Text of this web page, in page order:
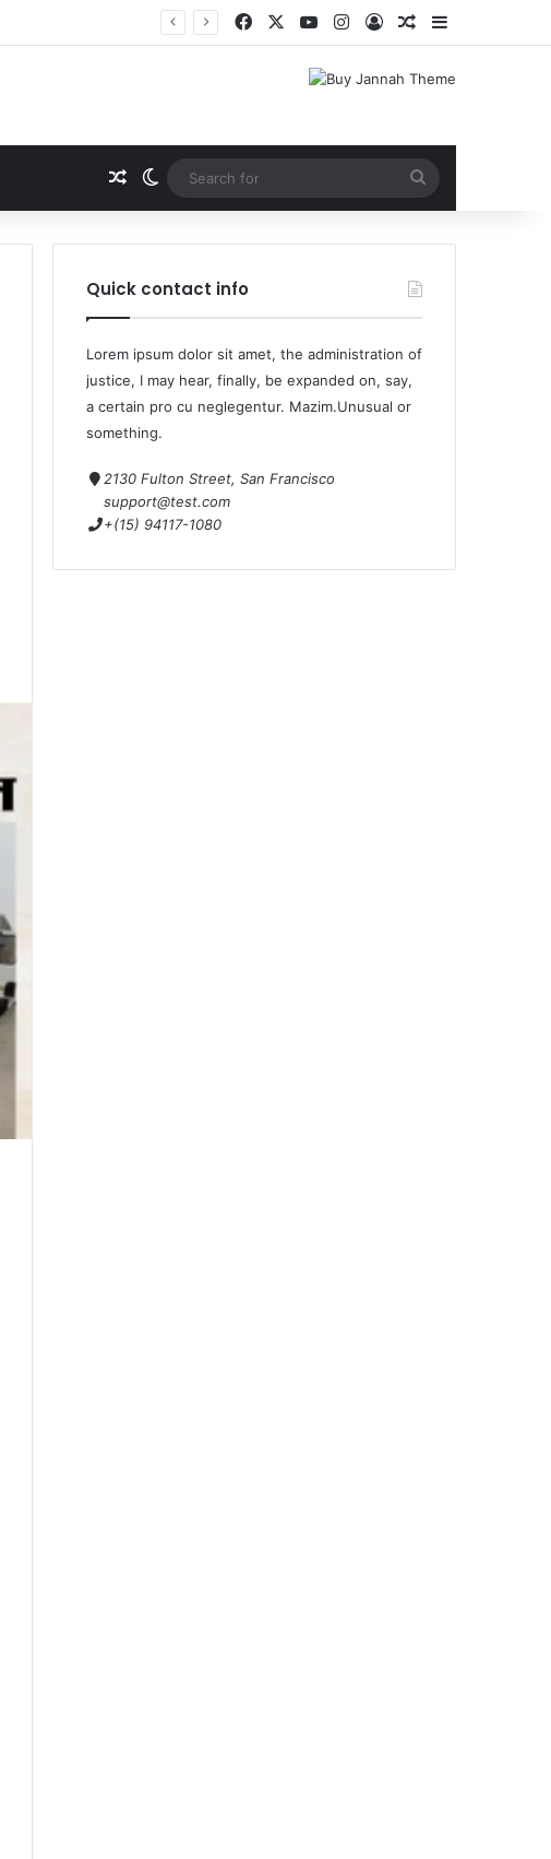
Quick contact info
Lorem ipsum dolor sit amet, the administration of
justice, I may hear, finally, be expanded on, say,
a certain pro cu neglegentur. Mazim.Unusual or
something.
2130 Fulton Street, San Francisco
support@test.com
+(15) 94117-1080